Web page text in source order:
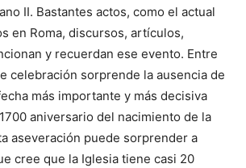
II. Bastantes actos, como el actual
en Roma, discursos, artículos,
y recuerdan ese evento. Entre
celebración sorprende la ausencia de
más importante y más decisiva
aniversario del nacimiento de la
aseveración puede sorprender a
cree que la Iglesia tiene casi 20